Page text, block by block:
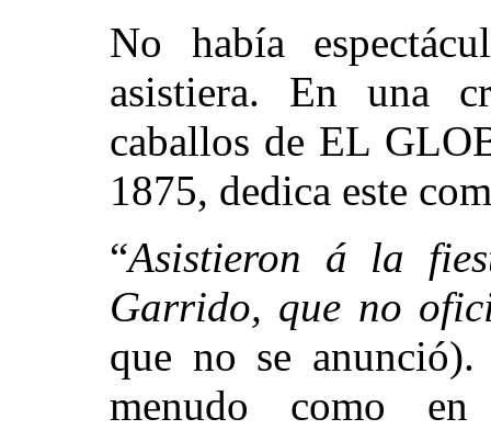
No había
asistiera. En una
caballos de EL
1875, dedica este
“Asistieron á la
Garrido, que no
que no se
menudo como